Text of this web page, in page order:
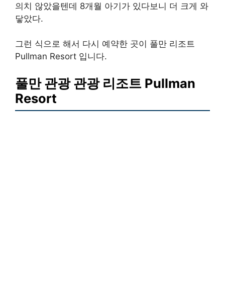
의치 않았을텐데 8개월 아기가 있다보니 더 크게 와
닿았다.
그런 식으로 해서 다시 예약한 곳이 풀만 리조트
Pullman Resort 입니다.
풀만 관광 관광 리조트 Pullman
Resort